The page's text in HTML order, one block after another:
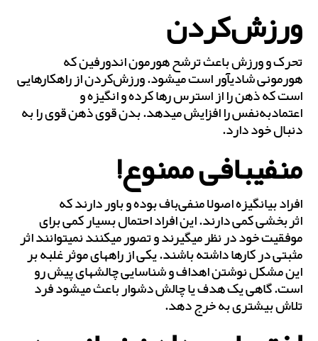
ورزش‌کردن
تحرک و ورزش باعث ترشح هورمون اندورفین که
هورمونی شادی‎آور است می‎شود. ورزش‌کردن از راهکارهایی
است که ذهن را از استرس رها کرده و انگیزه و
اعتمادبه‌نفس را افزایش می‎دهد. بدن قوی ذهن قوی را به
دنبال خود دارد.
منفی‎بافی ممنوع!
افراد بی‎انگیزه اصولا منفی‌باف بوده و باور دارند که
اثربخشی کمی دارند. این افراد احتمال بسیار کمی برای
موفقیت خود در نظر می‎گیرند و تصور می‎کنند نمی‎توانند اثر
مثبتی در کارها داشته باشند. یکی از راه‎های موثر غلبه بر
این مشکل نوشتن اهداف و شناسایی چالش‎های پیش رو
است. گاهی یک هدف یا چالش دشوار باعث می‎شود فرد
تلاش بیش‎تری به خرج دهد.